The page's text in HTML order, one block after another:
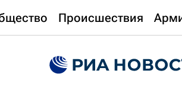
Происшествия